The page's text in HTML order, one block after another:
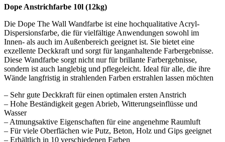
Dope Anstrichfarbe 10l (12kg)
Die Dope The Wall Wandfarbe ist eine hochqualitative Acryl-
Dispersionsfarbe, die für vielfältige Anwendungen sowohl im
Innen- als auch im Außenbereich geeignet ist. Sie bietet eine
exzellente Deckkraft und sorgt für langanhaltende Farbergebnisse.
Diese Wandfarbe sorgt nicht nur für brillante Farbergebnisse,
sondern ist auch langlebig und pflegeleicht. Ideal für alle, die ihre
Wände langfristig in strahlenden Farben erstrahlen lassen möchten
– Sehr gute Deckkraft für einen optimalen ersten Anstrich
– Hohe Beständigkeit gegen Abrieb, Witterungseinflüsse und
Wasser
– Atmungsaktive Eigenschaften für eine angenehme Raumluft
– Für viele Oberflächen wie Putz, Beton, Holz und Gips geeignet
– Erhältlich in 10 verschiedenen Farben